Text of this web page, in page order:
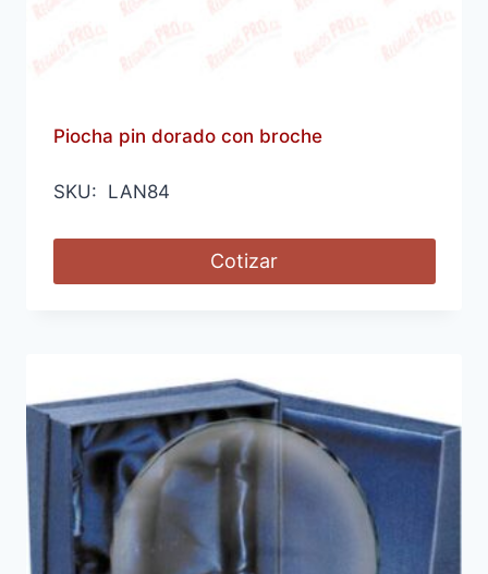
Piocha pin dorado con broche
SKU: LAN84
Cotizar